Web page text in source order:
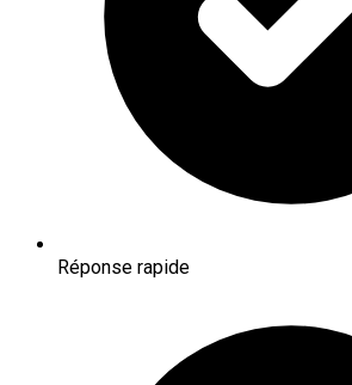
Réponse rapide